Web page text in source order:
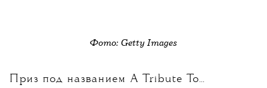
Фото: Getty Images
Приз под названием A Tribute To...